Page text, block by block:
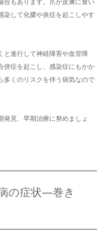
染して化膿や炎症を起こしやす
と進行して神経障害や血管障
併症を起こし、感染症にもかか
多くのリスクを伴う病気なので
発見、早期治療に努めましょ
の症状―巻き